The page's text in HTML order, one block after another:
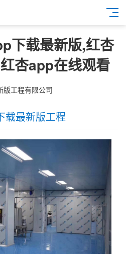
下载最新版,红杏
杏app在线观看
载最新版工程